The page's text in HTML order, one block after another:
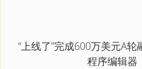
“上线了”完成600万美元A
程序编辑器